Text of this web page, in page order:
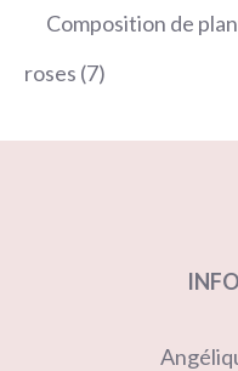
produits
Composition de
roses 77